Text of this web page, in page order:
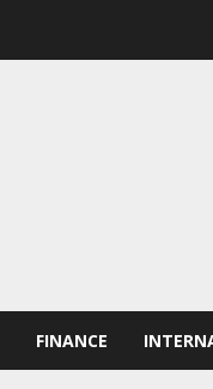
FINANCE